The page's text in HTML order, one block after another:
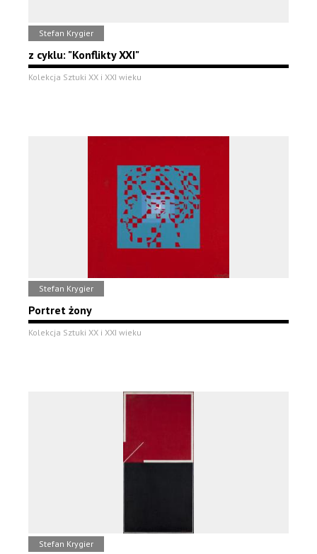
Stefan Krygier
z cyklu: "Konflikty XXI"
Kolekcja Sztuki XX i XXI wieku
Stefan Krygier
Portret żony
Kolekcja Sztuki XX i XXI wieku
Stefan Krygier